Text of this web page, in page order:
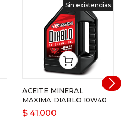
Sin existencias
ACEITE MINERAL
MAXIMA DIABLO 10W40
$ 41.000